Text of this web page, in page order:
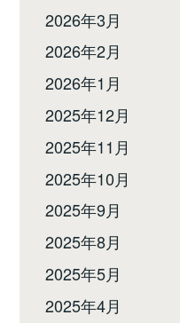
2026年3月
2026年2月
2026年1月
2025年12月
2025年11月
2025年10月
2025年9月
2025年8月
2025年5月
2025年4月